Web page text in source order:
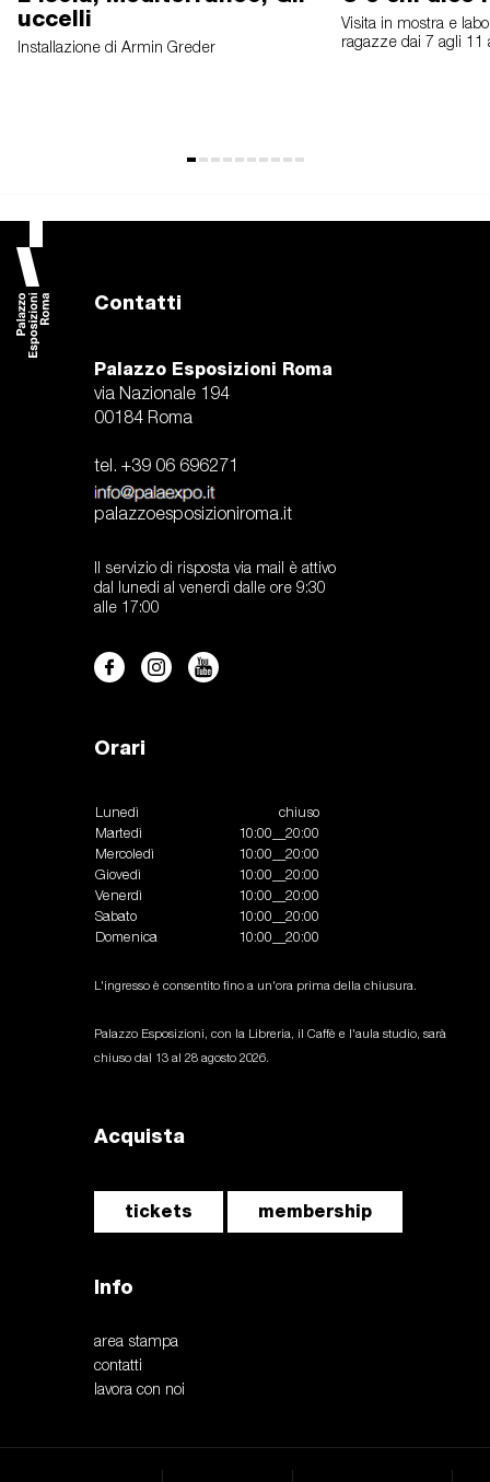
uccelli
Installazione di Armin Greder
Visita in mostra e
ragazze dai 7 agli 11
Contatti
Palazzo Esposizioni Roma
via Nazionale 194
00184 Roma
tel. +39 06 696271
palazzoesposizioniroma.it
Il servizio di risposta via mail è attivo
dal lunedi al venerdì dalle ore 9:30
alle 17:00
Orari
Lunedì
chiuso
Martedì
10:00__20:00
Mercoledì
10:00__20:00
Giovedì
10:00__20:00
Venerdì
10:00__20:00
Sabato
10:00__20:00
Domenica
10:00__20:00
L'ingresso è consentito fino a un'ora prima della chiusura.
Palazzo Esposizioni, con la Libreria, il Caffè e l'aula studio, sarà
chiuso dal 13 al 28 agosto 2026.
Acquista
tickets membership
Info
area stampa
contatti
lavora con noi